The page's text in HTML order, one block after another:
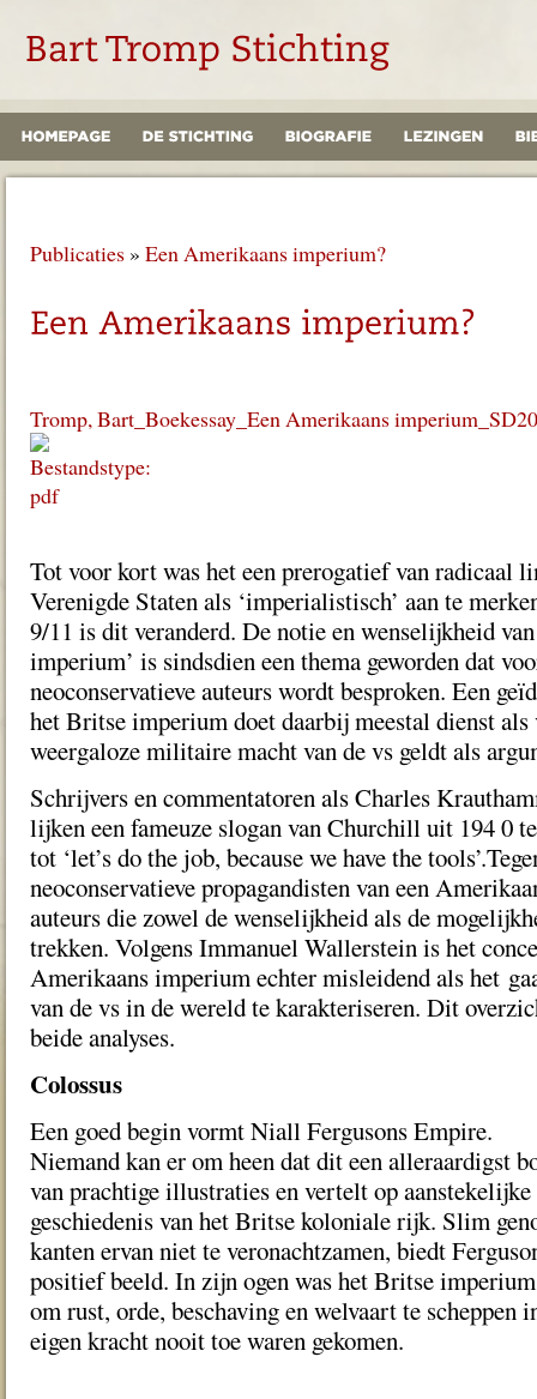
Publicaties » Een Amerikaans imperium?
Tromp, Bart_Boekessay_Een Amerikaans
Tot voor kort was het een prerogatief van radicaal
Verenigde Staten als ‘imperialistisch’ aan te
9/11 is dit veranderd. De notie en wenselijkheid
imperium’ is sindsdien een thema geworden dat
neoconservatieve auteurs wordt besproken. Een
het Britse imperium doet daarbij meestal dienst als
weergaloze militaire macht van de vs geldt als
Schrijvers en commentatoren als Charles
lijken een fameuze slogan van Churchill uit 194 0
tot ‘let’s do the job, because we have the
neoconservatieve propagandisten van een
auteurs die zowel de wenselijkheid als de
trekken. Volgens Immanuel Wallerstein is het
Amerikaans imperium echter misleidend als het
van de vs in de wereld te karakteriseren. Dit
beide analyses.
Colossus
Een goed begin vormt Niall Fergusons Empire.
Niemand kan er om heen dat dit een alleraardigst
van prachtige illustraties en vertelt op
geschiedenis van het Britse koloniale rijk. Slim
kanten ervan niet te veronachtzamen, biedt
positief beeld. In zijn ogen was het Britse
om rust, orde, beschaving en welvaart te scheppen
eigen kracht nooit toe waren gekomen.